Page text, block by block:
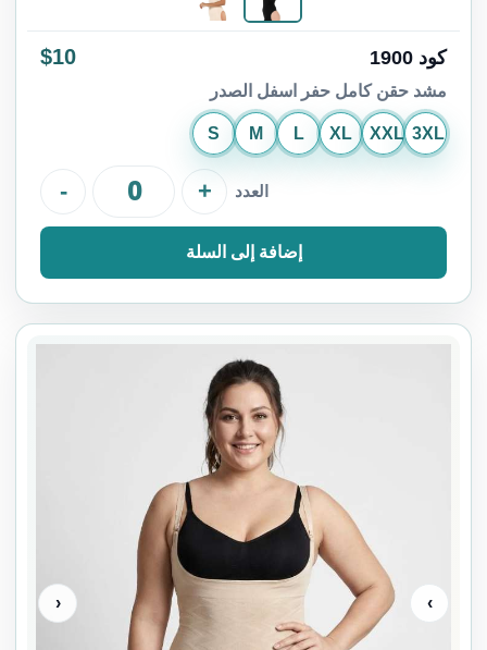
كود 1900 $10
مشد حقن كامل حفر اسفل الصدر
S M L XL XXL 3XL
العدد - +
إضافة إلى السلة
›
‹